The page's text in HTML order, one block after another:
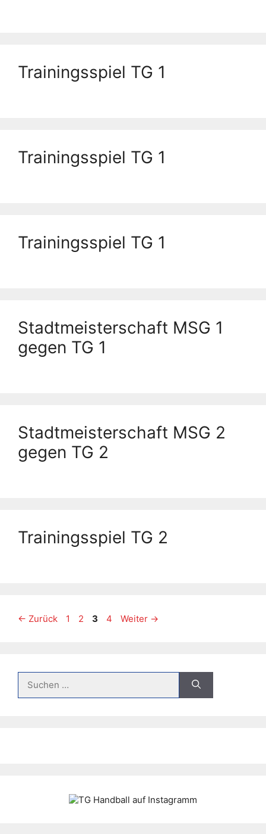
Trainingsspiel TG 1
Trainingsspiel TG 1
Trainingsspiel TG 1
Stadtmeisterschaft MSG 1
gegen TG 1
Stadtmeisterschaft MSG 2
gegen TG 2
Trainingsspiel TG 2
← Zurück Seite
1 Seite
2 Seite
3 Seite
4 Weiter →
nach: